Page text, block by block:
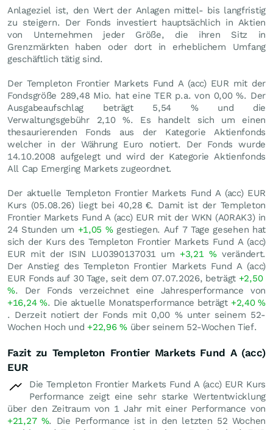
Anlageziel ist, den Wert der Anlagen mittel- bis langfristig
zu steigern. Der Fonds investiert hauptsächlich in Aktien
von Unternehmen jeder Größe, die ihren Sitz in
Grenzmärkten haben oder dort in erheblichem Umfang
geschäftlich tätig sind.
Der Templeton Frontier Markets Fund A (acc) EUR mit der
Fondsgröße 289,48 Mio. hat eine TER p.a. von 0,00 %. Der
Ausgabeaufschlag beträgt 5,54 % und die
Verwaltungsgebühr 2,10 %. Es handelt sich um einen
thesaurierenden Fonds aus der Kategorie Aktienfonds
welcher in der Währung Euro notiert. Der Fonds wurde
14.10.2008 aufgelegt und wird der Kategorie Aktienfonds
All Cap Emerging Markets zugeordnet.
Der aktuelle Templeton Frontier Markets Fund A (acc) EUR
Kurs (05.08.26) liegt bei 40,28 €. Damit ist der Templeton
Frontier Markets Fund A (acc) EUR mit der WKN (A0RAK3) in
24 Stunden um +1,05 %gestiegen. Auf 7 Tage gesehen hat
sich der Kurs des Templeton Frontier Markets Fund A (acc)
EUR mit der ISIN LU0390137031 um +3,21 %verändert.
Der Anstieg des Templeton Frontier Markets Fund A (acc)
EUR Fonds auf 30 Tage, seit dem 07.07.2026, beträgt +2,50
%. Der Fonds verzeichnet eine Jahresperformance von
+16,24%. Die aktuelle Monatsperformance beträgt +2,40%
. Derzeit notiert der Fonds mit 0,00 %unter seinem 52-
Wochen Hoch und +22,96%über seinem 52-Wochen Tief.
Fazit zu Templeton Frontier Markets Fund A (acc)
EUR
Die Templeton Frontier Markets Fund A (acc) EUR Kurs
Performance zeigt eine sehr starke Wertentwicklung
über den Zeitraum von 1 Jahr mit einer Performance von
+21,27 %. Die Performance ist in den letzten 52 Wochen